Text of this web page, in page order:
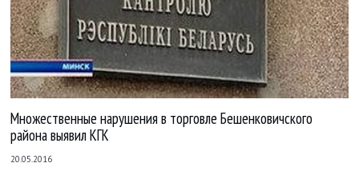
Множественные нарушения в торговле Бешенковичского
района выявил КГК
20.05.2016